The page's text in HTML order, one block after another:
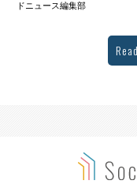
ドニュース編集部